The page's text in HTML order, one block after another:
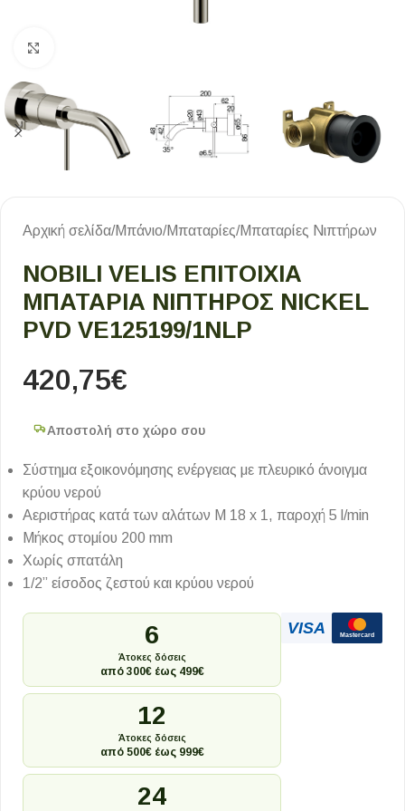
Αρχική σελίδα/Μπάνιο/Μπαταρίες/Μπαταρίες Νιπτήρων
NOBILI VELIS ΕΠΙΤΟΊΧΙΑ
ΜΠΑΤΑΡΊΑ ΝΙΠΤΉΡΟΣ NICKEL
PVD VE125199/1NLP
420,75€
Αποστολή στο χώρο σου
Σύστημα εξοικονόμησης ενέργειας με πλευρικό άνοιγμα
κρύου νερού
Αεριστήρας κατά των αλάτων M 18 x 1, παροχή 5 l/min
Μήκος στομίου 200 mm
Χωρίς σπατάλη
1/2” είσοδος ζεστού και κρύου νερού
6
Άτοκες δόσεις
από 300€ έως 499€
12
Άτοκες δόσεις
από 500€ έως 999€
24
VISA Mastercard